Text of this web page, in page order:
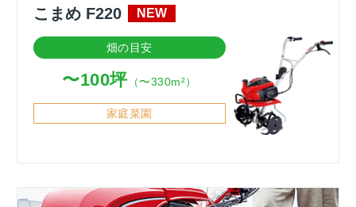
こまめ F220
畑の目安
〜100坪（〜330m²）
家庭菜園